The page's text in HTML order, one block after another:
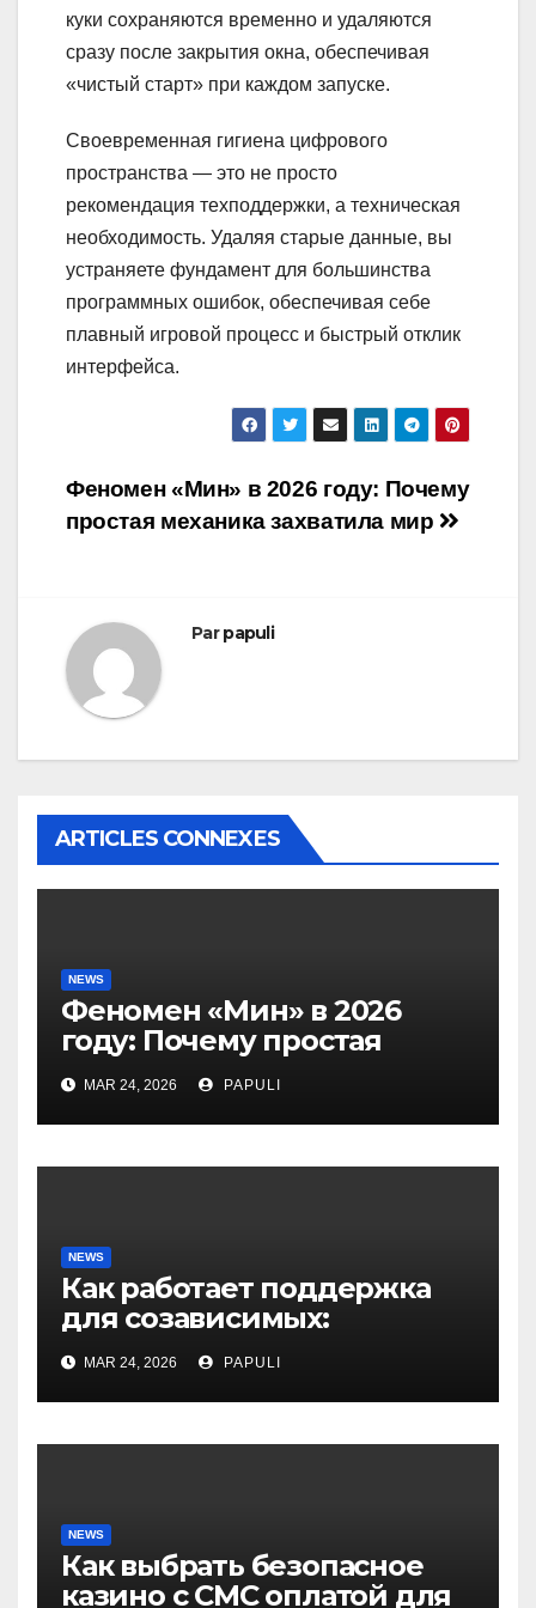
куки сохраняются временно и удаляются
сразу после закрытия окна, обеспечивая
«чистый старт» при каждом запуске.
Своевременная гигиена цифрового
пространства — это не просто
рекомендация техподдержки, а техническая
необходимость. Удаляя старые данные, вы
устраняете фундамент для большинства
программных ошибок, обеспечивая себе
плавный игровой процесс и быстрый отклик
интерфейса.
Navigation
de
Феномен «Мин» в 2026 году: Почему
простая механика захватила мир
Parpapuli
ARTICLES CONNEXES
NEWS
Феномен «Мин» в 2026
году: Почему простая
механика захватила мир
MAR 24, 2026 PAPULI
NEWS
Как работает поддержка
для созависимых:
руководство для
родственников лудоманов
MAR 24, 2026 PAPULI
NEWS
Как выбрать безопасное
казино с СМС оплатой для